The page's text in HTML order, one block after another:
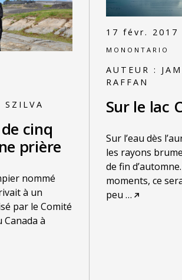
SZILVA
cinq
prière
nommé
à un
par le Comité
à
17 févr. 2017
MONONTARIO
AUTEUR :
RAFFAN
Sur le lac
Sur l’eau dès
les rayons
de fin
moments, ce
peu …